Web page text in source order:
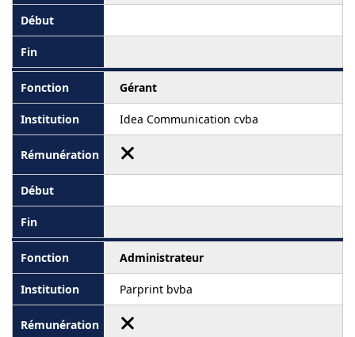
Gérant
Idea Communication cvba
Administrateur
Parprint bvba